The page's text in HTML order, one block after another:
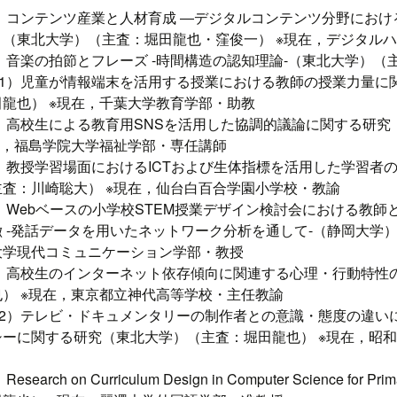
コンテンツ産業と人材育成 ―デジタルコンテンツ分野にお
東北大学）（主査：堀田龍也・窪俊一） ※現在，デジタル
楽の拍節とフレーズ -時間構造の認知理論-（東北大学）（
児童が情報端末を活用する授業における教師の授業力量に
也） ※現在，千葉大学教育学部・助教
校生による教育用SNSを活用した協調的議論に関する研
福島学院大学福祉学部・専任講師
授学習場面におけるICTおよび生体指標を活用した学習者
：川崎聡大） ※現在，仙台白百合学園小学校・教諭
ベースの小学校STEM授業デザイン検討会における教師
-発話データを用いたネットワーク分析を通して-（静岡大学
現代コミュニケーション学部・教授
校生のインターネット依存傾向に関連する心理・行動特性
※現在，東京都立神代高等学校・主任教諭
テレビ・ドキュメンタリーの制作者との意識・態度の違い
に関する研究（東北大学）（主査：堀田龍也） ※現在，昭
on Curriculum Design in Computer Science for